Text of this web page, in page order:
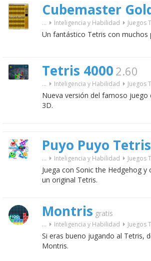
Cubemaster
... Inteligencia y Habilidad Juegos
Un fantástico Tetris con muchos
Tetris 4000 2.60
... Inteligencia y Habilidad Juegos
Nueva versión del famoso juego
3D.
Puyo Puyo
... Inteligencia y Habilidad Juegos
Juega con Sonic the Hedgehog
un original Tetris.
Montris gratis
... Inteligencia y Habilidad Juegos
Si eras bueno jugando al Tetris,
Montris.